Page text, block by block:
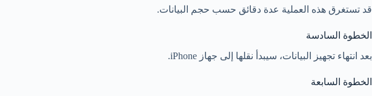
قد تستغرق هذه العملية عدة دقائق حسب حجم البيانات.
الخطوة السادسة
بعد انتهاء تجهيز البيانات، سيبدأ نقلها إلى جهاز iPhone.
الخطوة السابعة